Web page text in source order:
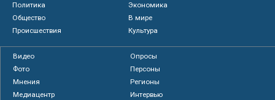
Политика
Экономика
Общество
В мире
Происшествия
Культура
Видео
Опросы
Фото
Персоны
Мнения
Регионы
Медиацентр
Интервью